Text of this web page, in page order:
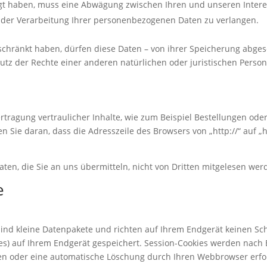
haben, muss eine Abwägung zwischen Ihren und unseren
Verarbeitung Ihrer personenbezogenen Daten zu verlangen.
haben, dürfen diese Daten – von ihrer Speicherung
der Rechte einer anderen natürlichen oder juristischen
vertraulicher Inhalte, wie zum Beispiel Bestellungen
Sie daran, dass die Adresszeile des Browsers von „http://“ auf
die Sie an uns übermitteln, nicht von Dritten mitgelesen
kleine Datenpakete und richten auf Ihrem Endgerät keinen
auf Ihrem Endgerät gespeichert. Session-Cookies werden
oder eine automatische Löschung durch Ihren Webbrowser